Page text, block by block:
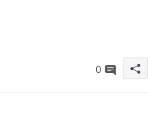
0